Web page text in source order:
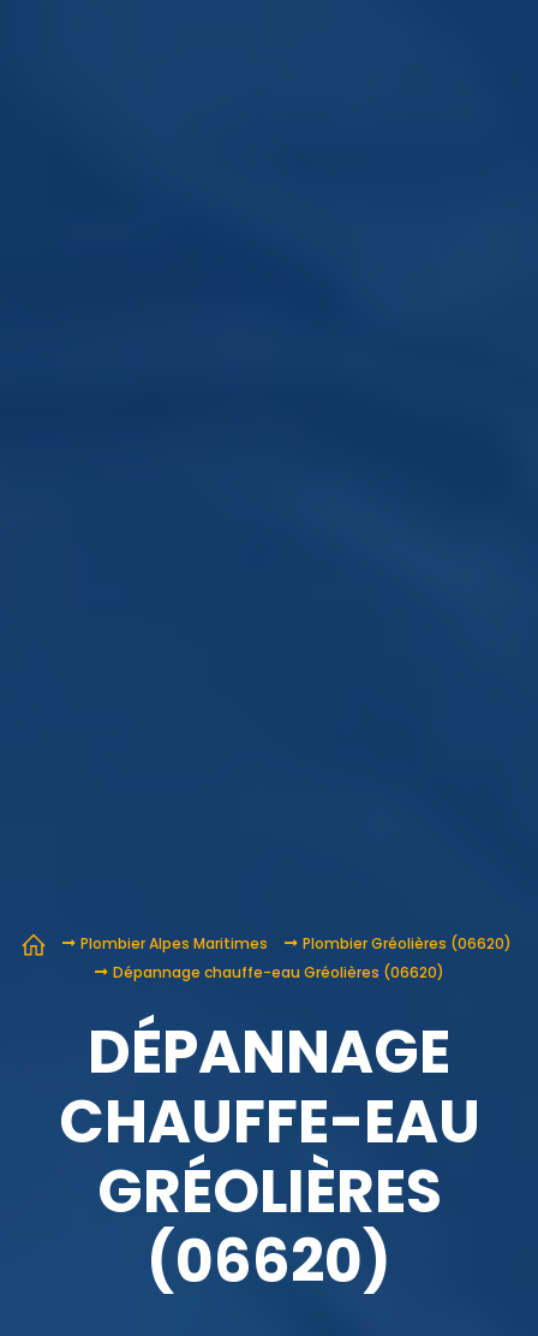
Plombier Alpes Maritimes
Plombier Gréolières (06620)
Dépannage chauffe-eau Gréolières (06620)
DÉPANNAGE
CHAUFFE-EAU
GRÉOLIÈRES
(06620)